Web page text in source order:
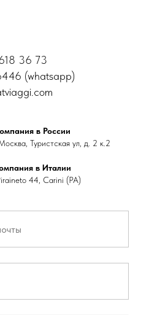
36 73
(whatsapp)
в России
Туристская ул, д. 2 к.2
в Италии
44, Carini (PA)